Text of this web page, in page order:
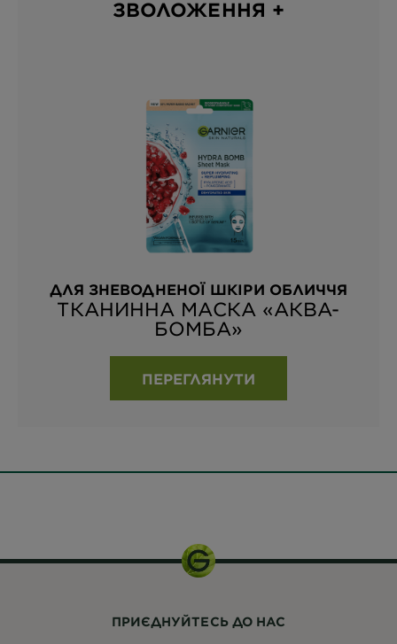
ЗВОЛОЖЕННЯ +
ДЛЯ ЗНЕВОДНЕНОЇ ШКІРИ ОБЛИЧЧЯ
ТКАНИННА МАСКА «АКВА-
БОМБА»
ПЕРЕГЛЯНУТИ
ПРИЄДНУЙТЕСЬ ДО НАС